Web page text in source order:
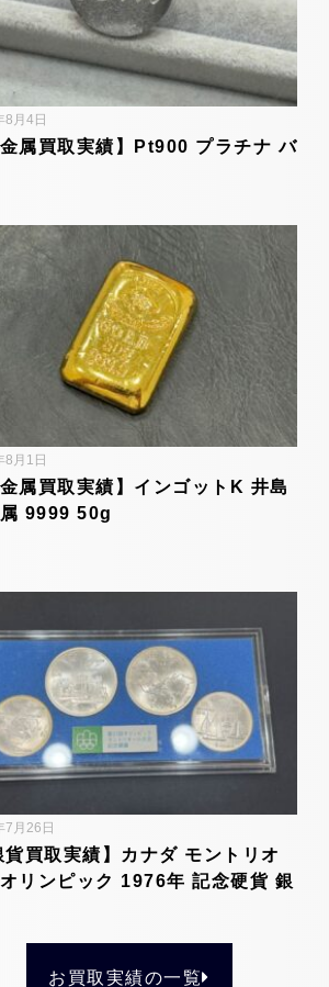
金属買取実績】Pt900 プラチナ バ
8月4日
金属買取実績】インゴットK 井島
9999 50g
8月1日
貨買取実績】カナダ モントリオ
リンピック 1976年 記念硬貨 銀
7月26日
お買取実績の一覧